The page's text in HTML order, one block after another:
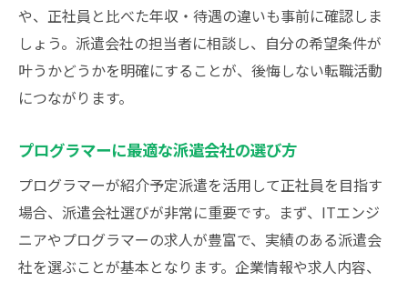
や、正社員と比べた年収・待遇の違いも事前に確認しま
しょう。派遣会社の担当者に相談し、自分の希望条件が
叶うかどうかを明確にすることが、後悔しない転職活動
につながります。
プログラマーに最適な派遣会社の選び方
プログラマーが紹介予定派遣を活用して正社員を目指す
場合、派遣会社選びが非常に重要です。まず、ITエンジ
ニアやプログラマーの求人が豊富で、実績のある派遣会
社を選ぶことが基本となります。企業情報や求人内容、